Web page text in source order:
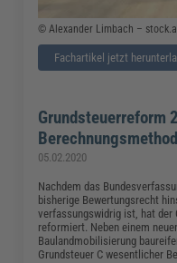
© Alexander Limbach –
Fachartikel jetzt
Grundsteuerreform
05.02.2020
Nachdem das
bisherige Bewertungsrecht
verfassungswidrig ist, hat der
reformiert. Neben einem
Baulandmobilisierung
Grundsteuer C wesentlicher